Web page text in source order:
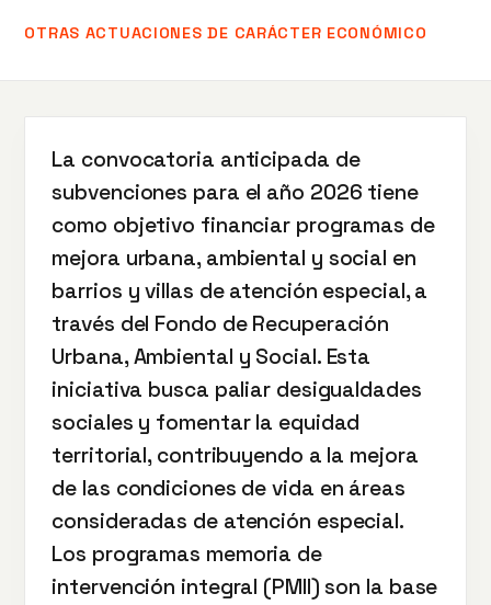
OTRAS ACTUACIONES DE CARÁCTER ECONÓMICO
La convocatoria anticipada de
subvenciones para el año 2026 tiene
como objetivo financiar programas de
mejora urbana, ambiental y social en
barrios y villas de atención especial, a
través del Fondo de Recuperación
Urbana, Ambiental y Social. Esta
iniciativa busca paliar desigualdades
sociales y fomentar la equidad
territorial, contribuyendo a la mejora
de las condiciones de vida en áreas
consideradas de atención especial.
Los programas memoria de
intervención integral (PMII) son la base